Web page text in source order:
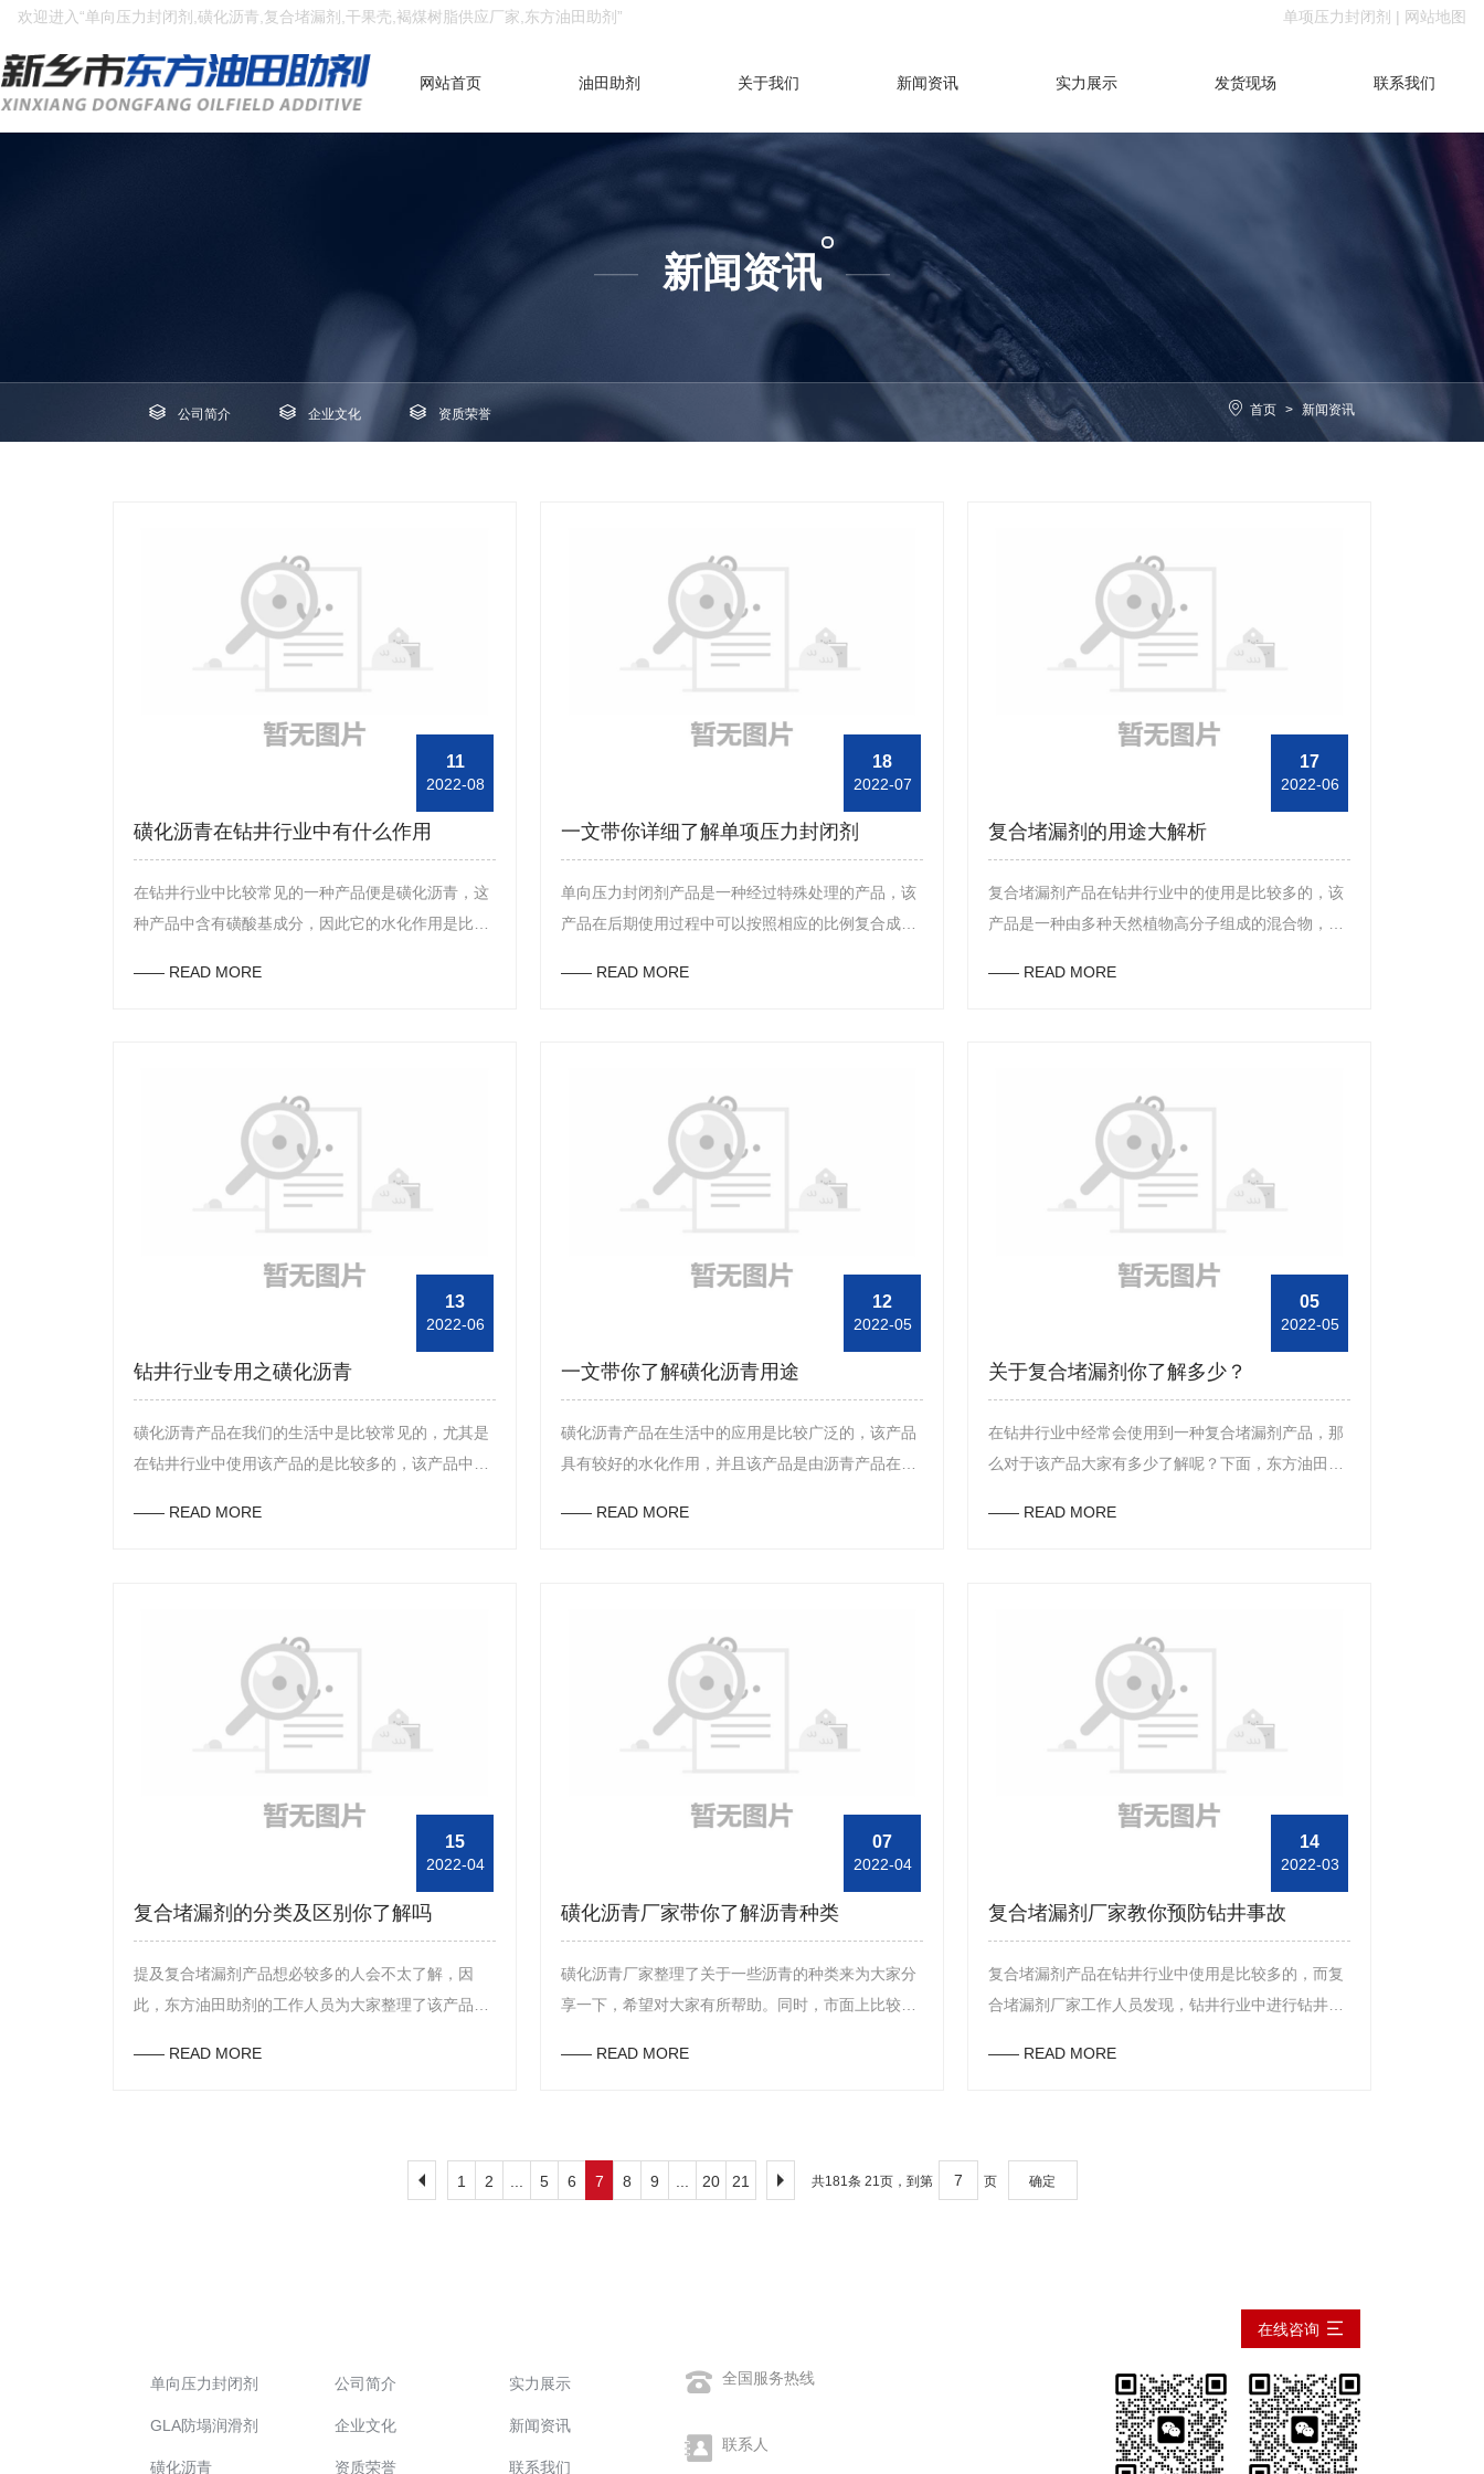
欢迎进入“单向压力封闭剂,磺化沥青,复合堵漏剂,干果壳,褐煤树脂供应厂家,东方油田助剂” 单项压力封闭剂 | 网站地图
网站首页 油田助剂 关于我们 新闻资讯 实力展示 发货现场 联系我们
—— 新闻资讯 ——
公司简介 企业文化 资质荣誉 首页 > 新闻资讯
11
2022-08
磺化沥青在钻井行业中有什么作用
在钻井行业中比较常见的一种产品便是磺化沥青，这
种产品中含有磺酸基成分，因此它的水化作用是比较
化分散的现象，从而避免了坍塌现象的出现。其次，
磺化沥青产品在钻井行业中使用时，由于该产品具有
较强的水化作用，在后期如果有不溶于水的部分该产
品便可有效起到封堵裂缝的作用，同时，该产品可覆
产品在钻井行业中使用，还可以有效起到降低高温高
压滤失量问题，并且还具有较好的润滑作用，同时使
用该产品可以形成一种坚韧的泥饼来进行井壁的强化
—— READ MORE
18
2022-07
一文带你详细了解单项压力封闭剂
单向压力封闭剂产品是一种经过特殊处理的产品，该
产品在后期使用过程中可以按照相应的比例复合成灰
各种地层出现的渗漏现象，并且在使用过程中也是比
较方便的，不会影响到泥浆本身的性能。其次，单向
压力封闭剂产品在生产过程中的要求是比较严格的，
并且生产出的产品都会有相对应的产品合格证明，并
期购买该产品时要注意查看产品的合格证明。另外，
单向压力封闭剂产品在平常储存时，要放置在干燥通
风的地方，同时要避免产品受到雨淋，并且也要预防
该产品受潮，否则便会影响到产品的性能，此外，在
搬运该产品时要小心，避免造成包装破损。
—— READ MORE
17
2022-06
复合堵漏剂的用途大解析
复合堵漏剂产品在钻井行业中的使用是比较多的，该
产品是一种由多种天然植物高分子组成的混合物，在
可以封堵漏失层，而且也可以有效的保护了低压产
层。其次，复合堵漏剂产品在使用过程中可以对微裂
缝隙以及空隙进行封堵，可以轻松并快速的解决漏缝
问题，同时不仅速度快，其效果也是比较好的，此
性能，但是也可有效降低泥浆的滤矢量。另外，复合
堵漏剂产品在使用时可以快速的形成一种非渗透性屏
蔽带，从而可以有效的组织工作中产生的固液体侵入
储层，同时，便可使储层免受损坏，此外，屏蔽带也
可以通过射孔反排得以解除。
—— READ MORE
13
2022-06
钻井行业专用之磺化沥青
磺化沥青产品在我们的生活中是比较常见的，尤其是
在钻井行业中使用该产品的是比较多的，该产品中含
时，该产品在使用过程中比较适合配制高密度的钻井
液，在后期的使用中不会出现增粘现象。其次，磺化
沥青产品在使用过程中具有较好的封堵作用，尤其是
在与其他堵漏剂一起配合着使用后便可有效提升其堵
用过程中会吸附在泥页岩表面上，从而形成一种渗透
能力小并且薄而韧的油膜。另外，磺化沥青产品的热
稳定性能比较好，因此在配制高温深井钻井液时经常
会使用到该产品，同时，该产品的耐盐耐钙性也是比
较好的，所以，该产品也常用于盐水、海水、淡水以
—— READ MORE
12
2022-05
一文带你了解磺化沥青用途
磺化沥青产品在生活中的应用是比较广泛的，该产品
具有较好的水化作用，并且该产品是由沥青产品在磺
面上，以此来改善泥饼的质量问题，同时，该产品还
可以起到填充或封堵裂缝的作用。其次，磺化沥青产
品具有润滑、防塌、抑制、堵漏以及减阻等多个功
能，因此在钻井行业中使用该产品是比较多的，同
以降低钻具的提升能力，并以此来预防或接触卡钻现
象。另外，在钻井行业中使用磺化沥青产品后，可以
形成一种比较坚韧的泥饼，同时可以强化井壁，控制
出现高温失水现象，此外，在使用该产品的过程中也
可与其它的泥浆搭配进行使用。
—— READ MORE
05
2022-05
关于复合堵漏剂你了解多少？
在钻井行业中经常会使用到一种复合堵漏剂产品，那
么对于该产品大家有多少了解呢？下面，东方油田助
其次，复合堵漏剂产品是一种无毒无害的环保物品，
同时，该产品也不会受到电解质的影响及污染，并且
使用该产品可以有效降低泥浆的滤失量，在此基础上
也不会改变泥浆的流变性能，此外还可以保持该产品
程中，我们要注意不能一次性搅拌过多的产品，否则
便会出现没有及时用完而造成产品的浪费，同时建议
大家在使用该产品时要佩戴橡胶手套。此外，复合堵
漏剂产品在不使用时，要将其放置在干燥且通风的地
方，从而避免出现该产品因受潮而无法使用的现象。
—— READ MORE
15
2022-04
复合堵漏剂的分类及区别你了解吗
提及复合堵漏剂产品想必较多的人会不太了解，因
此，东方油田助剂的工作人员为大家整理了该产品的
的，因此，我们在选购产品时可以根据实际的堵漏工
作需求来进行选择。另外，高强型复合堵漏剂产品与
可直接使用该产品来进行堵漏工作，从而可以有效解
来进行调配。以上便是复合堵漏剂产品的分类以及区
别坐在，如想继续了解该产品的朋友，欢迎进入东方
—— READ MORE
07
2022-04
磺化沥青厂家带你了解沥青种类
磺化沥青厂家整理了关于一些沥青的种类来为大家分
享一下，希望对大家有所帮助。同时，市面上比较常
发的现象，经过被蒸发之后再经过太阳的照射从而使
其被空气中的氧气发生氧化，再经过聚合之后便成为
品，这种类型的磺化沥青产品会散发出一种臭味，并
范围还是比较广的，比如在制造涂料行业中可作为燃
料，同时也可用于包装行业中。
—— READ MORE
14
2022-03
复合堵漏剂厂家教你预防钻井事故
复合堵漏剂产品在钻井行业中使用是比较多的，而复
合堵漏剂厂家工作人员发现，钻井行业中进行钻井工
解设计，并要根据设计要求选择钻具的类型，同时，
钻具在平常闲置时要定期对其进行检查工作，并且在
要注意避免大钳咬本体上卸扣，同时也要尽量避免使
用倒挡进行上扣工作。另外，复合堵漏剂厂家的工作
人员认为想要预防钻井事故的发生，钻具在平常闲置
时，便要做好其保养工作，并且在使用钻具丝扣油时
要使用合格的产品，同时在钻具上扣之前将丝扣油涂
抹完毕。以上便是复合堵漏剂厂家分享的预防钻井事
—— READ MORE
1 2 ... 5 6 7 8 9 ... 20 21 共181条 21页，到第 页 确定
单向压力封闭剂
GLA防塌润滑剂
磺化沥青
公司简介
企业文化
资质荣誉
实力展示
新闻资讯
联系我们
全国服务热线
联系人
在线咨询